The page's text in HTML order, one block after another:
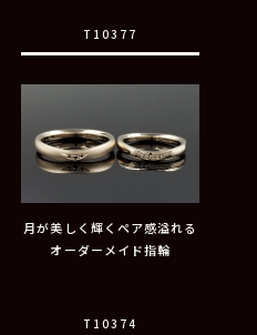
T10377
月が美しく輝くペア感溢れる
オーダーメイド指輪
T10374